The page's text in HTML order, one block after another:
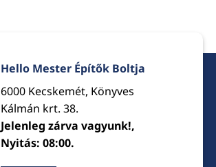
Hello Mester Építők Boltja
6000 Kecskemét, Könyves
Kálmán krt. 38.
Jelenleg zárva vagyunk!,
Nyitás: 08:00.